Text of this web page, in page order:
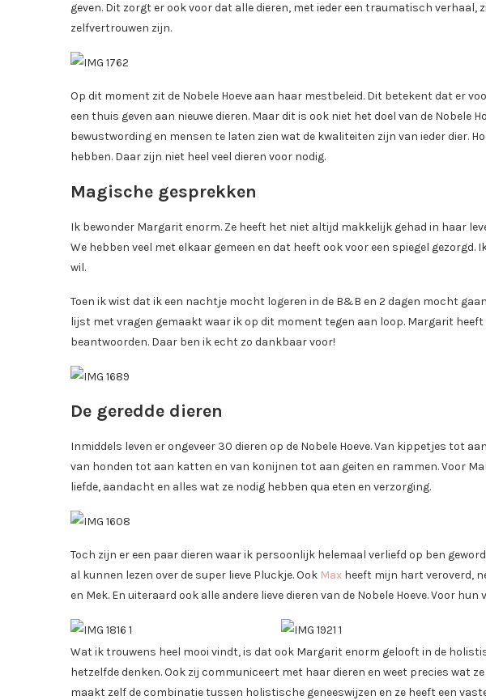
geven. Dit zorgt er ook voor dat alle dieren, met ieder een traumatisch verhaal,
zelfvertrouwen zijn.
Op dit moment zit de Nobele Hoeve aan haar mestbeleid. Dit betekent dat er
een thuis geven aan nieuwe dieren. Maar dit is ook niet het doel van de Nobele
bewustwording en mensen te laten zien wat de kwaliteiten zijn van ieder dier.
hebben. Daar zijn niet heel veel dieren voor nodig.
Magische gesprekken
Ik bewonder Margarit enorm. Ze heeft het niet altijd makkelijk gehad in haar
We hebben veel met elkaar gemeen en dat heeft ook voor een spiegel gezorgd.
wil.
Toen ik wist dat ik een nachtje mocht logeren in de B&B en 2 dagen mocht
lijst met vragen gemaakt waar ik op dit moment tegen aan loop. Margarit
beantwoorden. Daar ben ik echt zo dankbaar voor!
De geredde dieren
Inmiddels leven er ongeveer 30 dieren op de Nobele Hoeve. Van kippetjes tot
van honden tot aan katten en van konijnen tot aan geiten en rammen. Voor
liefde, aandacht en alles wat ze nodig hebben qua eten en verzorging.
Toch zijn er een paar dieren waar ik persoonlijk helemaal verliefd op ben
al kunnen lezen over de super lieve Pluckje. Ook Max heeft mijn hart veroverd,
en Mek. En uiteraard ook alle andere lieve dieren van de Nobele Hoeve. Voor hun
Wat ik trouwens heel mooi vindt, is dat ook Margarit enorm gelooft in de
hetzelfde denken. Ook zij communiceert met haar dieren en weet precies wat
maakt zelf de combinatie tussen holistische geneeswijzen en ze heeft een